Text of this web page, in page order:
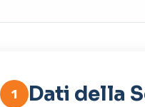
1 Dati della